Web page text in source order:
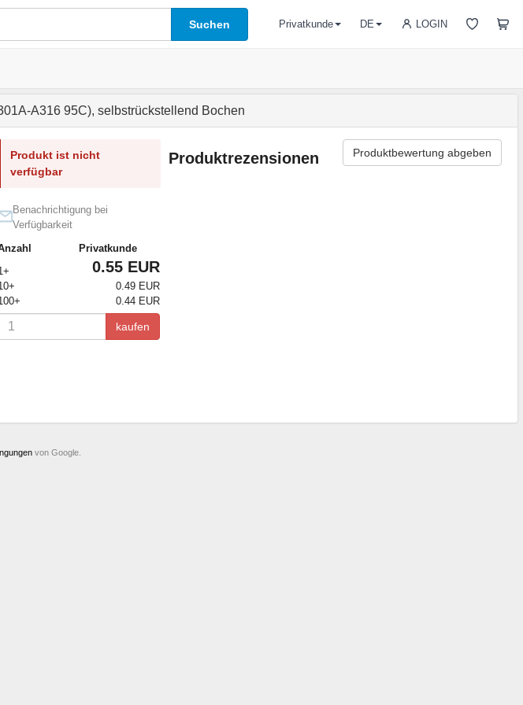
Suchen LOGIN
Privatkunde DE
A316 95C), selbstrückstellend Bochen
Produkt ist nicht
verfügbar
Benachrichtigung bei
Verfügbarkeit
Privatkunde
0.55 EUR
0.49 EUR
0.44 EUR
kaufen
Produktrezensionen Produktbewertung abgeben
von Google.